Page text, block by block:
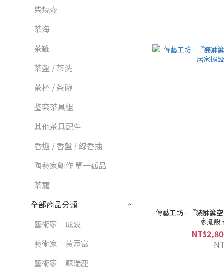
柴燒壺
茶海
茶罐
茶盤 / 茶洗
茶杯 / 茶碗
整套茶具組
其他茶具配件
香爐 / 香盤 / 線香插
陶藝家創作 單一孤品
茶寵
全部商品分類
藝術家 成波
藝術家 黃添富
藝術家 蘇瑞鹿
傳藝工坊 - 『貔貅簍
家擺設